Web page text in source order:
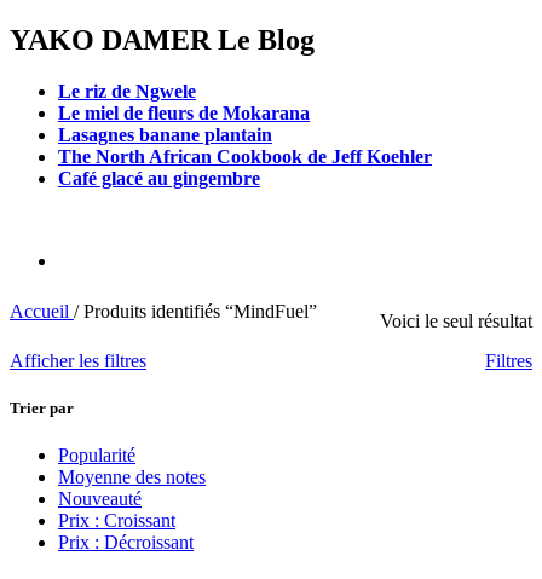
YAKO DAMER Le Blog
Le riz de Ngwele
Le miel de fleurs de Mokarana
Lasagnes banane plantain
The North African Cookbook de Jeff Koehler
Café glacé au gingembre
Accueil / Produits identifiés “MindFuel”
Voici le seul résultat
Afficher les filtres
Filtres
Trier par
Popularité
Moyenne des notes
Nouveauté
Prix : Croissant
Prix : Décroissant